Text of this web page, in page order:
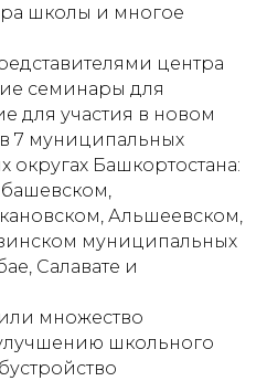
школы и многое
центра
семинары для
для участия в новом
7 муниципальных
округах Башкортостана:
Альшеевском,
муниципальных
Салавате и
множество
школьного